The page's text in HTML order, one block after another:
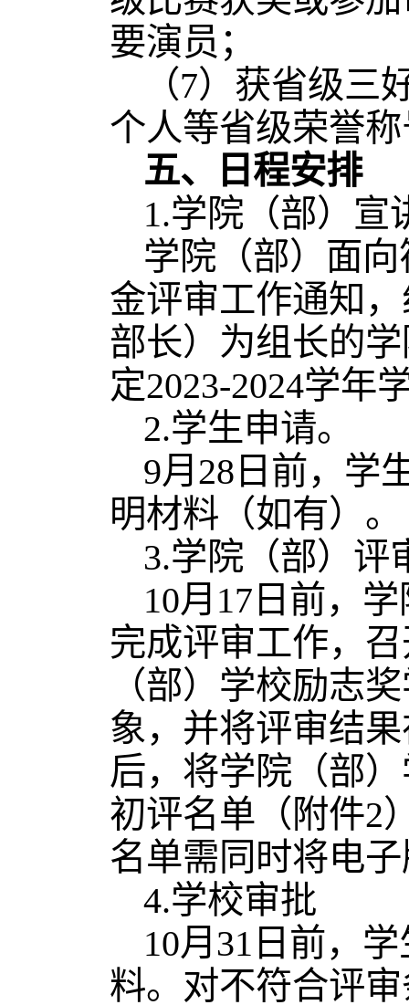
要演员；
（7）获省级
个人等省级荣誉
五、日程安排
1.学院（部）宣
学院（部）面
金评审工作通知
部长）为组长的
定2023-2024学年
2.学生申请。
9月28日前，学
明材料（如有）。
3.学院（部）评
10月17日前，
完成评审工作，
（部）学校励志
象，并将评审结
后，将学院（部
初评名单（附件2
名单需同时将电子
4.学校审批
10月31日前，
料。对不符合评